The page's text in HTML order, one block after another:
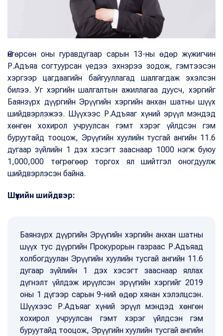
Өнгөрсөн оны гуравдугаар сарын 13-ны өдөр жүжигчин
Р.Адъяа согтуурсан үедээ эхнэрээ зодож, гэмтээсэн
хэргээр цагдаагийн байгууллагад шалгагдаж эхэлсэн
билээ. Уг хэргийн шалгалтын ажиллагаа дуусч, хэргийг
Баянзүрх дүүргийн Эрүүгийн хэргийн анхан шатны шүүх
шийдвэрлэжээ. Шүүхээс Р.Адъяаг хүний эрүүл мэндэд
хөнгөн хохирол учруулсан гэмт хэрэг үйлдсэн гэм
буруутайд тооцож, Эрүүгийн хуулийн тусгай ангийн 11.6
дугаар зүйлийн 1 дэх хэсэгт зааснаар 1000 нэгж буюу
1,000,000 төгрөгөөр торгох ял шийтгэл оногдуулж
шийдвэрлэсэн байна.
Шүүхийн шийдвэр:
Баянзүрх дүүргийн Эрүүгийн хэргийн анхан шатны
шүүх тус дүүргийн Прокурорын газраас Р.Адъяад
холбогдуулан Эрүүгийн хуулийн тусгай ангийн 11.6
дугаар зүйлийн 1 дэх хэсэгт зааснаар яллах
дүгнэлт үйлдэж ирүүлсэн эрүүгийн хэргийг 2019
оны 1 дүгээр сарын 9-ний өдөр хянан хэлэлцсэн.
Шүүхээс Р.Адъяаг хүний эрүүл мэндэд хөнгөн
хохирол учруулсан гэмт хэрэг үйлдсэн гэм
буруутайд тооцож, Эрүүгийн хуулийн тусгай ангийн